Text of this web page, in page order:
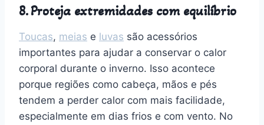
8. Proteja extremidades com equilíbrio
Toucas, meias e luvas são acessórios
importantes para ajudar a conservar o calor
corporal durante o inverno. Isso acontece
porque regiões como cabeça, mãos e pés
tendem a perder calor com mais facilidade,
especialmente em dias frios e com vento. No